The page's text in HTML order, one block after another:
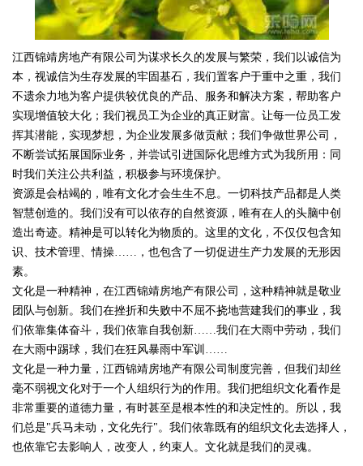
江西锦靖房地产有限公司为谋求长久的发展与繁荣，我们以诚信为
本，视诚信为生存发展的牢固基石，我们置客户于重中之重，我们
不遗余力地为客户提供较优良的产品、服务和解决方案，帮助客户
实现增值较大化；我们视员工为企业的真正财富。让每一位员工发
挥其潜能，实现梦想，为企业发展多做贡献；我们争做世界公司，
不断尝试拓展国际业务，并尝试引进国际化思维方式为我所用：同
时我们关注公共利益，积极参与环境保护。
资源是会枯竭的，唯有文化才会生生不息。一切科技产品都是人类
智慧创造的。我们没有可以依存的自然资源，唯有在人的头脑中创
造出奇迹。精神是可以转化为物质的。这里的文化，不仅仅包含知
识、技术管理、情操……，也包含了一切促进生产力发展的无形因
素。
文化是一种精神，在江西锦靖房地产有限公司，这种精神就是敬业
团队与创新。我们在挫折和失败中不屈不挠地营建我们的事业，我
们依靠集体奋斗，我们依靠自我创新……我们在大雨中劳动，我们
在大雨中踢球，我们在狂风暴雨中军训……
文化是一种力量，江西锦靖房地产有限公司制度完善，但我们却丝
毫不弱视文化对于一个人组织行为的作用。我们把组织文化看作是
非常重要的道德力量，有时甚至是根本性的和决定性的。所以，我
们总是"兵马未动，文化先行"。我们依靠既有的组织文化去选择人，
也依靠它去影响人，改变人，约束人。文化就是我们的灵魂。